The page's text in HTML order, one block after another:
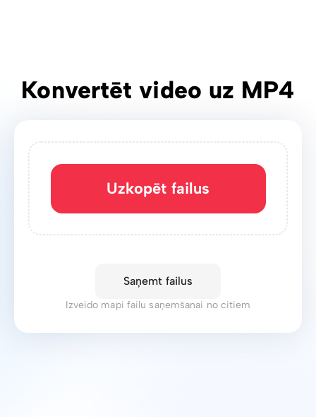
Konvertēt video uz MP4
Uzkopēt failus
Saņemt failus
Izveido mapi failu saņemšanai no citiem